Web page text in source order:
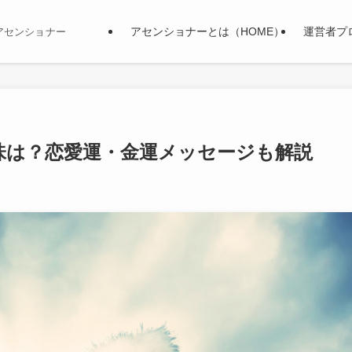
ンショナー アセンショナーとは（HOME） 運営者プ
？恋愛運・金運メッセージも解説